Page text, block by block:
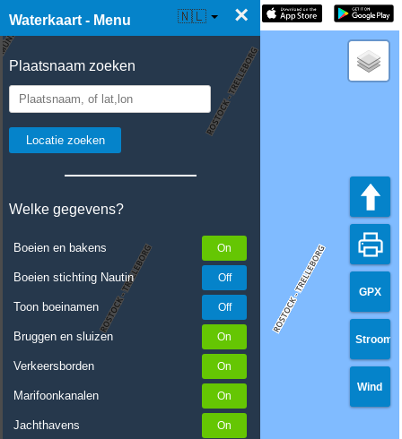
Waterkaart - Menu ×
Plaatsnaam zoeken
Welke gegevens?
Boeien en bakens
Boeien stichting Nautin
Toon boeinamen
Bruggen en sluizen
Verkeersborden
Marifoonkanalen
Jachthavens
☰ Waterkaart Live 🇳🇱
GPX
Stroom
Wind